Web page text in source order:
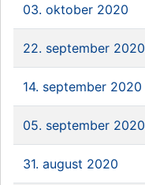
03. oktober 2020
22. september 2020
14. september 2020
05. september 2020
31. august 2020